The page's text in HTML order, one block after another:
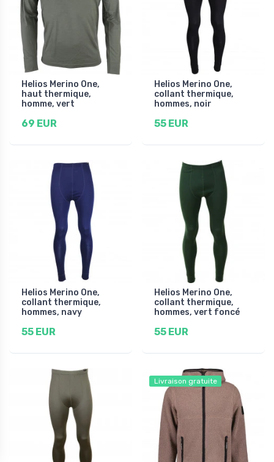
Helios Merino One,
haut thermique,
homme, vert
69 EUR
Helios Merino One,
collant thermique,
hommes, noir
55 EUR
Helios Merino One,
collant thermique,
hommes, navy
55 EUR
Helios Merino One,
collant thermique,
hommes, vert foncé
55 EUR
Livraison gratuite